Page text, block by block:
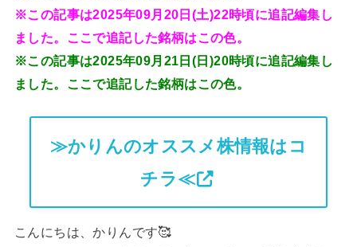
※この記事は2025年09月20日(土)22時頃に追記編集し
ました。ここで追記した銘柄はこの色。
※この記事は2025年09月21日(日)20時頃に追記編集し
ました。ここで追記した銘柄はこの色。
≫かりんのオススメ株情報はコ
チラ≪
こんにちは、かりんです🥰